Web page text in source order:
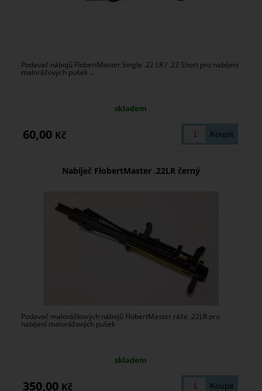
Podavač nábojů FlobertMaster Single .22 LR / .22 Short pro nabíjení
malorážových pušek ...
skladem
60,00 Kč
Nabíječ FlobertMaster .22LR černý
Podavač malorážkových nábojů FlobertMaster ráže .22LR pro
nabíjení malorážových pušek
skladem
350,00 Kč